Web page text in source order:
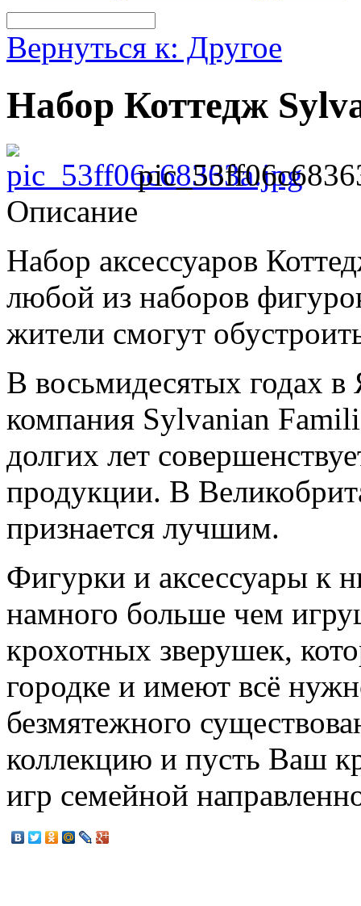
Вернуться к: Другое
Набор Коттедж
Описание
Набор аксессуаров
любой из наборов
жители смогут
В восьмидесятых годах
компания Sylvanian
долгих лет
продукции. В
признается лучшим.
Фигурки и аксессуары к
намного больше чем
крохотных зверушек,
городке и имеют всё
безмятежного
коллекцию и пусть Ваш
игр семейной